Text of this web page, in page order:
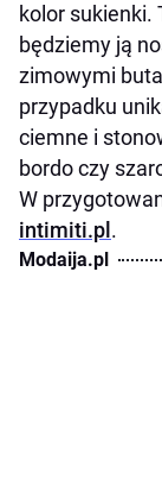
kolor sukienki.
będziemy ją
zimowymi
przypadku
ciemne i
bordo czy
W
intimiti.pl .
Modaija.pl